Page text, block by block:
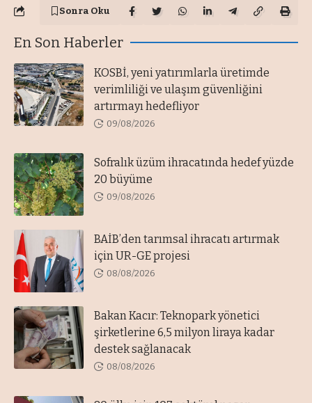
Sonra Oku
En Son Haberler
KOSBİ, yeni yatırımlarla üretimde
verimliliği ve ulaşım güvenliğini
artırmayı hedefliyor
09/08/2026
Sofralık üzüm ihracatında hedef yüzde
20 büyüme
09/08/2026
BAİB’den tarımsal ihracatı artırmak
için UR-GE projesi
08/08/2026
Bakan Kacır: Teknopark yönetici
şirketlerine 6,5 milyon liraya kadar
destek sağlanacak
08/08/2026